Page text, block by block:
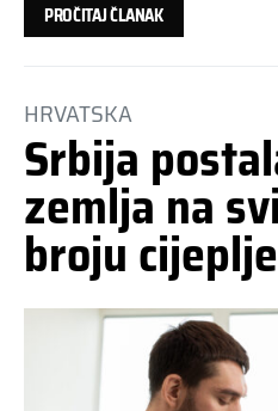
PROČITAJ ČLANAK
HRVATSKA
Srbija
zemlja na
broju